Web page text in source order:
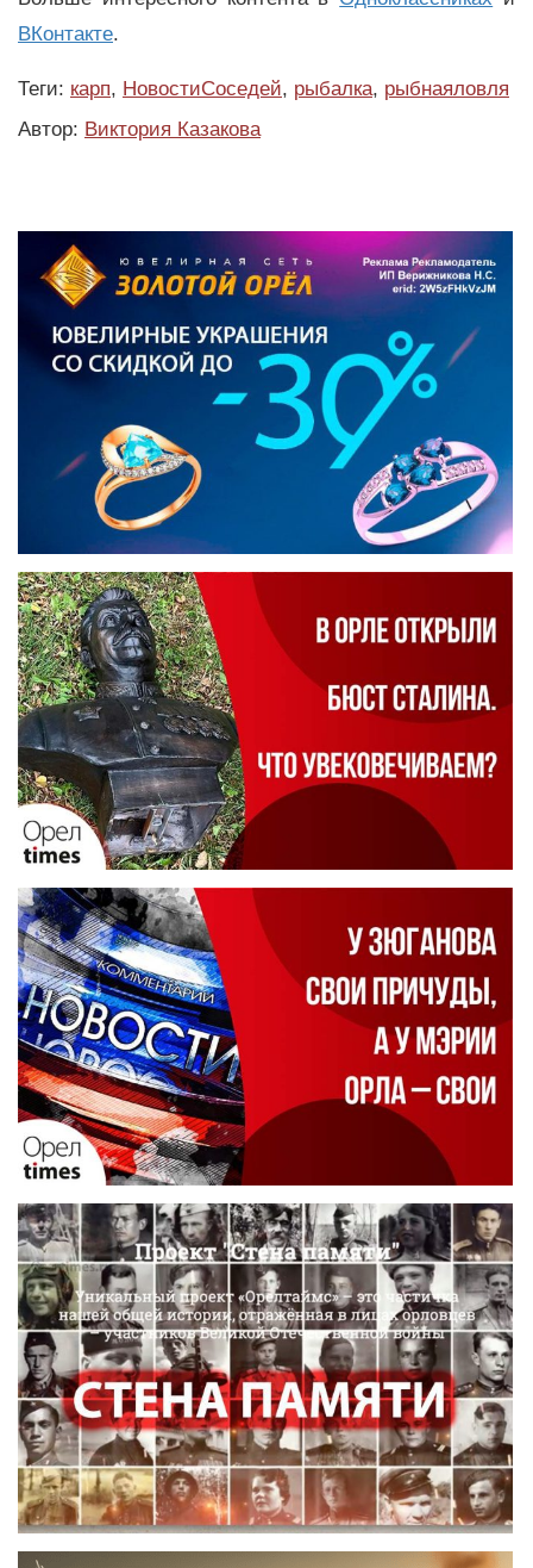
ВКонтакте.
Теги: карп, НовостиСоседей, рыбалка, рыбнаяловля
Автор: Виктория Казакова